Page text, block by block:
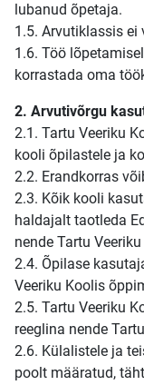
lubanud õpetaja.
1.5. Arvutiklassis
1.6. Töö
korrastada oma
2. Arvutivõrgu
2.1. Tartu Veeriku
kooli õpilastele ja
2.2. Erandkorras
2.3. Kõik kooli
haldajalt taotleda
nende Tartu
2.4. Õpilase
Veeriku Koolis
2.5. Tartu Veeriku
reeglina nende
2.6. Külalistele ja
poolt määratud,